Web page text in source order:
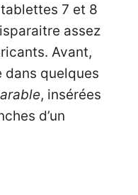
7 et 8
assez
Avant,
quelques
, insérées
d’un